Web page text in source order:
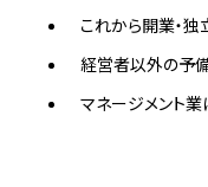
これから開業・独
経営者以外の予
マネージメント